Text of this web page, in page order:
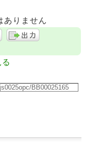
ありません